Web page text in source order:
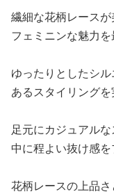
繊細な花柄レースが
フェミニンな魅力を
ゆったりとしたシ
あるスタイリングを
足元にカジュアル
中に程よい抜け感を
花柄レースの上品